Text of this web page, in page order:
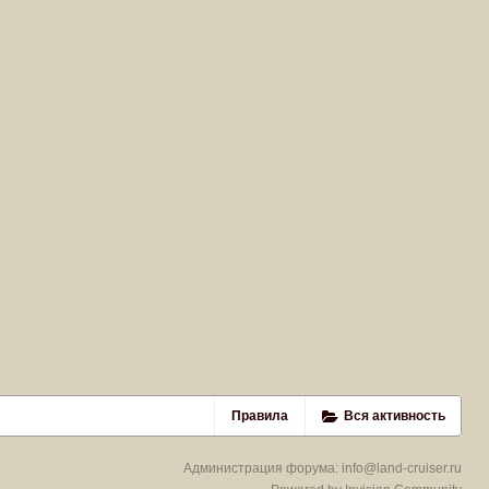
Правила Вся активность
Администрация форума: info@land-cruiser.ru